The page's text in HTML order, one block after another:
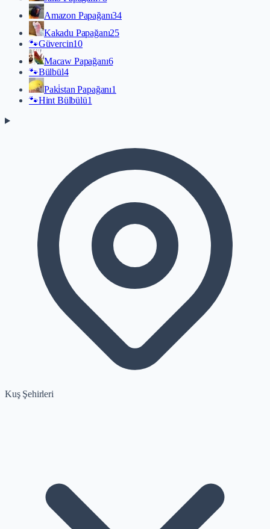
Amazon Papağanı34
Kakadu Papağanı25
🐾Güvercin10
Macaw Papağanı6
🐾Bülbül4
Paki̇stan Papağanı1
🐾Hint Bülbülü1
Kuş Şehirleri